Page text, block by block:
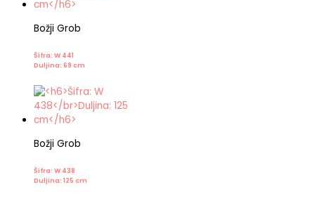
Božji Grob
Šifra: W 441
Duljina: 69 cm
Božji Grob
Šifra: W 438
Duljina: 125 cm